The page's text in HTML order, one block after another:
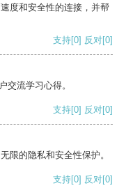
度和安全性的连接，并帮
支持[0] 反对[0]
交流学习心得。
支持[0] 反对[0]
限的隐私和安全性保护。
支持[0] 反对[0]